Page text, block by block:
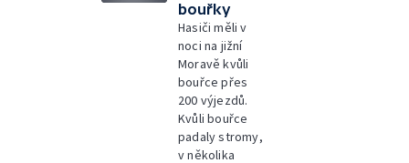
bouřky
Hasiči měli v
noci na jižní
Moravě kvůli
bouřce přes
200 výjezdů.
Kvůli bouřce
padaly stromy,
v několika